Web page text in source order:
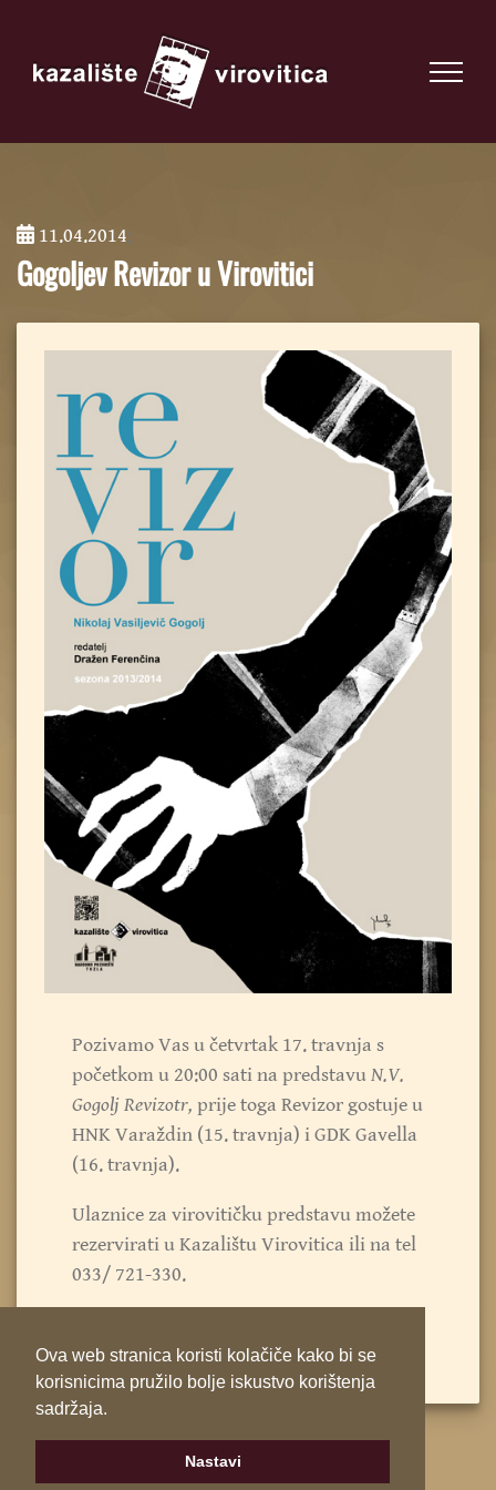
Ova web stranica koristi kolačiče kako bi se
korisnicima pružilo bolje iskustvo korištenja
sadržaja.
Nastavi
11.04.2014;
Gogoljev Revizor u Virovitici
Pozivamo Vas u četvrtak 17. travnja s
početkom u 20:00 sati na predstavuN.V.
Gogolj Revizotr, prije toga Revizor gostuje u
HNK Varaždin (15. travnja) i GDK Gavella
(16. travnja).
Ulaznice za virovitičku predstavu možete
rezervirati u Kazalištu Virovitica ili na tel
033/ 721-330.